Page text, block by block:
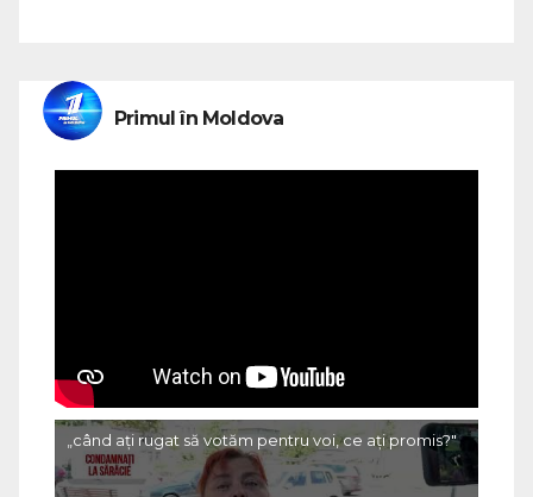
Primul în Moldova
„când ați rugat să votăm pentru voi, ce ați promis?"